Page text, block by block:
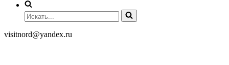
visitnord@yandex.ru